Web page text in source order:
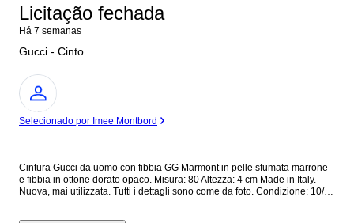
Licitação fechada
Há 7 semanas
Gucci - Cinto
Especialista
Selecionado por Imee Montbord
Cintura Gucci da uomo con fibbia GG Marmont in pelle sfumata marrone
e fibbia in ottone dorato opaco. Misura: 80 Altezza: 4 cm Made in Italy.
Nuova, mai utilizzata. Tutti i dettagli sono come da foto. Condizione: 10/10